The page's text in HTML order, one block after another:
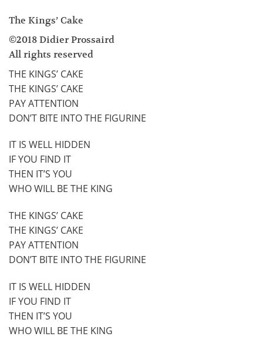
The Kings’ Cake
©2018 Didier Prossaird
All rights reserved
THE KINGS’ CAKE
THE KINGS’ CAKE
PAY ATTENTION
DON’T BITE INTO THE FIGURINE
IT IS WELL HIDDEN
IF YOU FIND IT
THEN IT’S YOU
WHO WILL BE THE KING
THE KINGS’ CAKE
THE KINGS’ CAKE
PAY ATTENTION
DON’T BITE INTO THE FIGURINE
IT IS WELL HIDDEN
IF YOU FIND IT
THEN IT’S YOU
WHO WILL BE THE KING